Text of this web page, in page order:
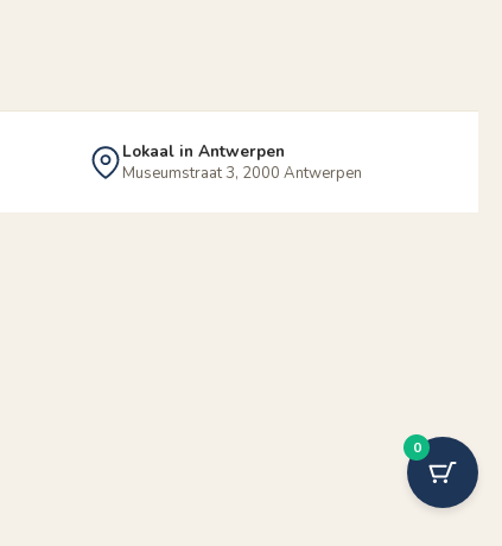
Lokaal in Antwerpen
Museumstraat 3, 2000 Antwerpen
0